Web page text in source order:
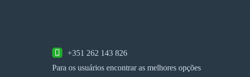
+351 262 143 826
Para os usuários encontrar as melhores opções